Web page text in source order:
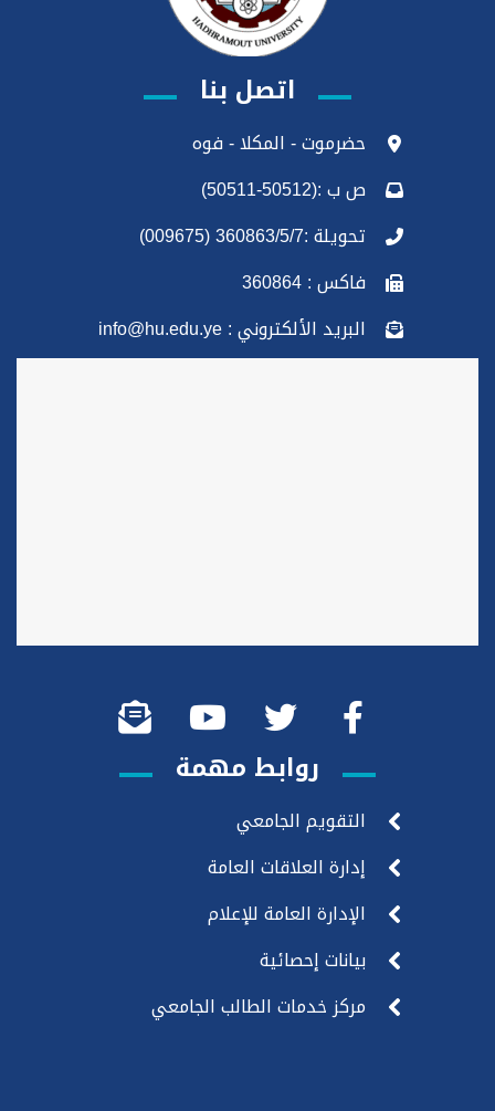
اتصل بنا
حضرموت - المكلا - فوه
ص ب :(50512-50511)
تحويلة :360863/5/7 (009675)
فاكس : 360864
البريد الألكتروني : info@hu.edu.ye
روابط مهمة
التقويم الجامعي
إدارة العلاقات العامة
الإدارة العامة للإعلام
بيانات إحصائية
مركز خدمات الطالب الجامعي